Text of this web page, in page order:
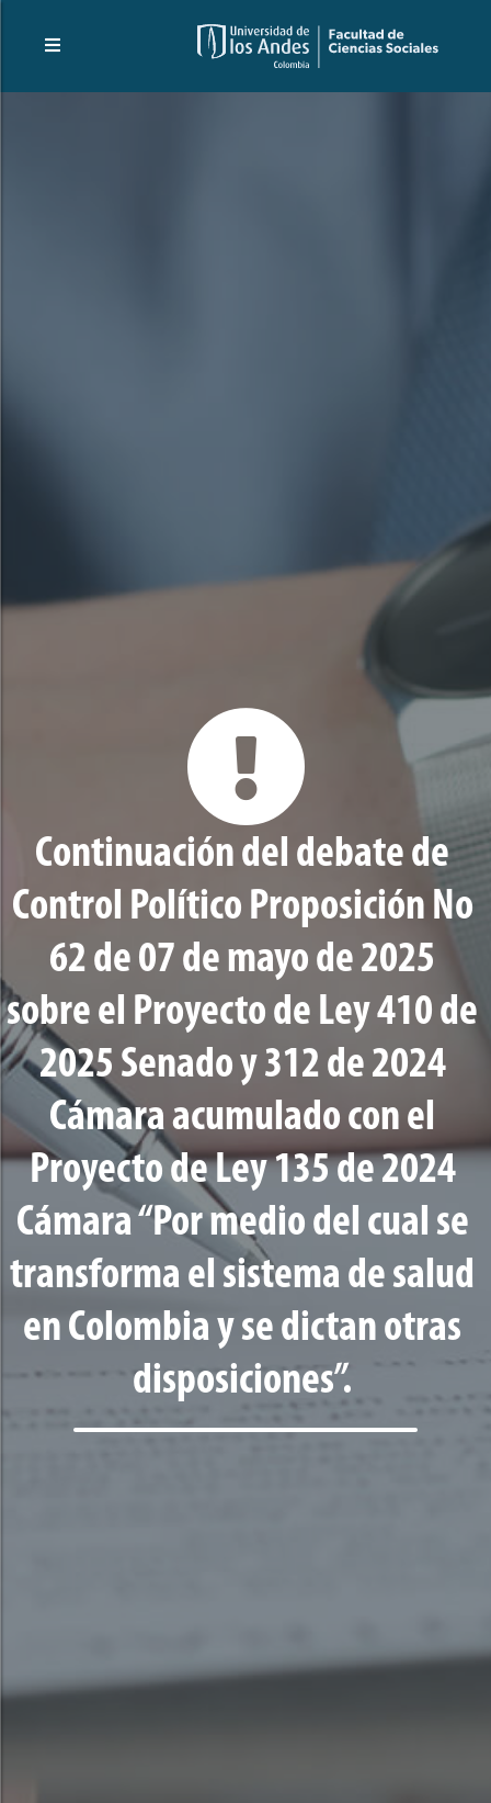
Continuación del debate de
Control Político Proposición No
62 de 07 de mayo de 2025
sobre el Proyecto de Ley 410 de
2025 Senado y 312 de 2024
Cámara acumulado con el
Proyecto de Ley 135 de 2024
Cámara “Por medio del cual se
transforma el sistema de salud
en Colombia y se dictan otras
disposiciones”.